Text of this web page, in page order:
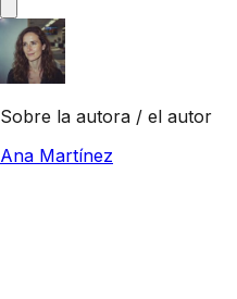
Sobre la autora / el autor
Ana Martínez